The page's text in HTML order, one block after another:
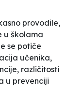
provodile,
u školama
se potiče
učenika,
različitosti
u prevenciji